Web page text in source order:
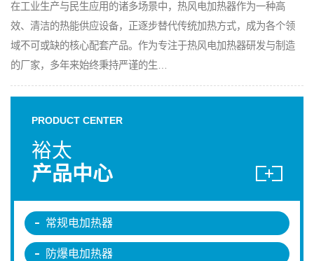
在工业生产与民生应用的诸多场景中，热风电加热器作为一种高
效、清洁的热能供应设备，正逐步替代传统加热方式，成为各个领
域不可或缺的核心配套产品。作为专注于热风电加热器研发与制造
的厂家，多年来始终秉持严谨的生…
PRODUCT CENTER
裕太
产品中心
常规电加热器
防爆电加热器